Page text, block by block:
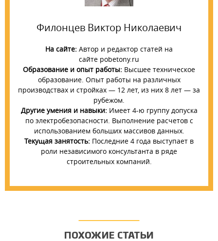
Филонцев Виктор Николаевич
На сайте: Автор и редактор статей на
сайте pobetony.ru
Образование и опыт работы: Высшее техническое
образование. Опыт работы на различных
производствах и стройках — 12 лет, из них 8 лет — за
рубежом.
Другие умения и навыки:Имеет 4-ю группу допуска
по электробезопасности. Выполнение расчетов с
использованием больших массивов данных.
Текущая занятость: Последние 4 года выступает в
роли независимого консультанта в ряде
строительных компаний.
ПОХОЖИЕ СТАТЬИ